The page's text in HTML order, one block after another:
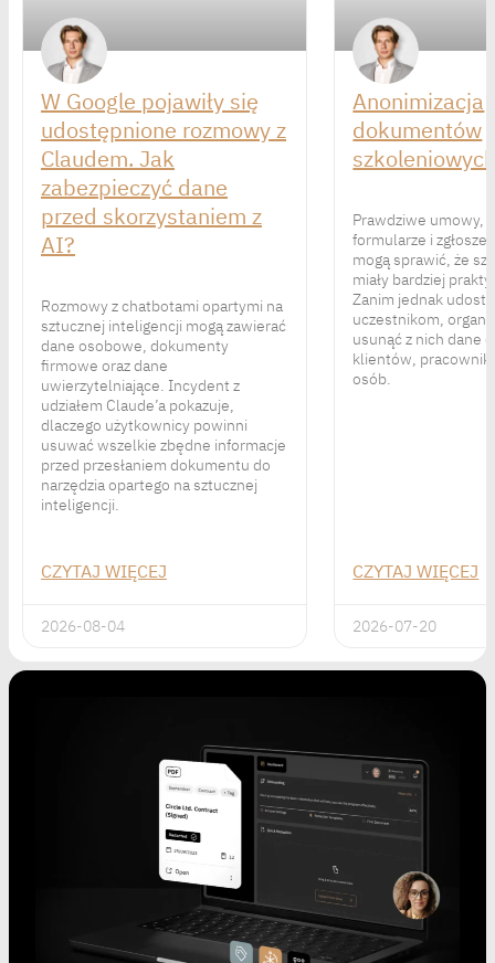
W Google pojawiły się
udostępnione rozmowy z
Claudem. Jak
zabezpieczyć dane
przed skorzystaniem z
AI?
Rozmowy z chatbotami opartymi na
sztucznej inteligencji mogą zawierać
dane osobowe, dokumenty
firmowe oraz dane
uwierzytelniające. Incydent z
udziałem Claude’a pokazuje,
dlaczego użytkownicy powinni
usuwać wszelkie zbędne informacje
przed przesłaniem dokumentu do
narzędzia opartego na sztucznej
inteligencji.
CZYTAJ WIĘCEJ
2026-08-04
Anonimizacja
dokumentów
Prawdziwe umowy,
formularze i
mogą sprawić, że
miały bardziej
Zanim jednak
uczestnikom,
usunąć z nich dane
klientów,
osób.
CZYTAJ WIĘCEJ
2026-07-20